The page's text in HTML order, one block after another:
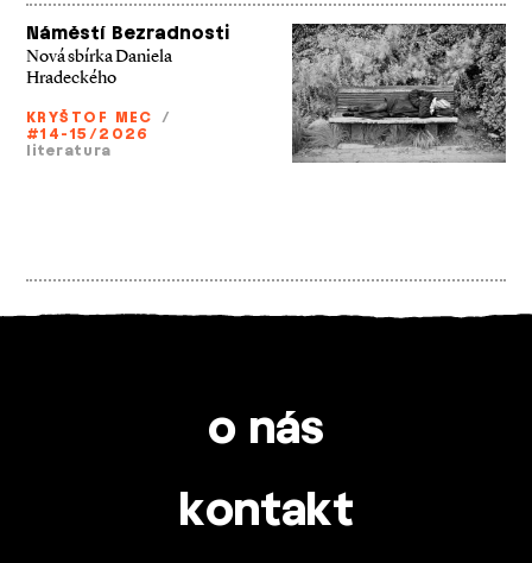
Náměstí Bezradnosti
Nová sbírka Daniela
Hradeckého
KRYŠTOF MEC /
#14-15/2026
literatura
o nás
kontakt